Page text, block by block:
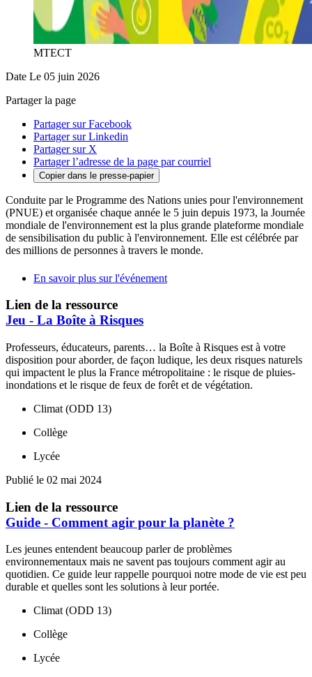
MTECT
Date Le 05 juin 2026
Partager la page
Partager sur Facebook
Partager sur Linkedin
Partager sur X
Partager l’adresse de la page par courriel
Copier dans le presse-papier
Conduite par le Programme des Nations unies pour l'environnement
(PNUE) et organisée chaque année le 5 juin depuis 1973, la Journée
mondiale de l'environnement est la plus grande plateforme mondiale
de sensibilisation du public à l'environnement. Elle est célébrée par
des millions de personnes à travers le monde.
En savoir plus sur l'événement
Lien de la ressource
Jeu - La Boîte à Risques
Professeurs, éducateurs, parents… la Boîte à Risques est à votre
disposition pour aborder, de façon ludique, les deux risques naturels
qui impactent le plus la France métropolitaine : le risque de pluies-
inondations et le risque de feux de forêt et de végétation.
Climat (ODD 13)
Collège
Lycée
Publié le 02 mai 2024
Lien de la ressource
Guide - Comment agir pour la planète ?
Les jeunes entendent beaucoup parler de problèmes
environnementaux mais ne savent pas toujours comment agir au
quotidien. Ce guide leur rappelle pourquoi notre mode de vie est peu
durable et quelles sont les solutions à leur portée.
Climat (ODD 13)
Collège
Lycée